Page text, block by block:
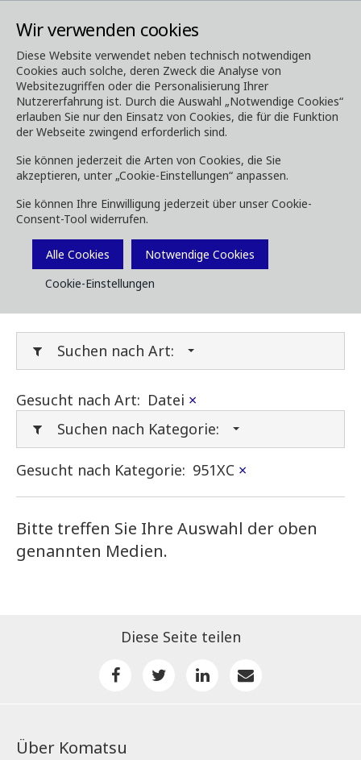
Wir verwenden cookies
Diese Website verwendet neben technisch notwendigen
Cookies auch solche, deren Zweck die Analyse von
Websitezugriffen oder die Personalisierung Ihrer
Nutzererfahrung ist. Durch die Auswahl „Notwendige Cookies“
erlauben Sie nur den Einsatz von Cookies, die für die Funktion
der Webseite zwingend erforderlich sind.
Sie können jederzeit die Arten von Cookies, die Sie
akzeptieren, unter „Cookie-Einstellungen“ anpassen.
Sie können Ihre Einwilligung jederzeit über unser Cookie-
Consent-Tool widerrufen.
Alle Cookies
Notwendige Cookies
Cookie-Einstellungen
Media Downloads
Downloads
Laden Sie Broschüren, Bilder, Videos,
Kundenmagazine und andere Medien herunter.
Sie können dies nach Typ oder Kategorie unten
Filtern.
Filter Media
Suchen nach Art:
Gesucht nach Art: Datei ×
Suchen nach Kategorie:
Gesucht nach Kategorie: 951XC ×
Bitte treffen Sie Ihre Auswahl der oben
genannten Medien.
Diese Seite teilen
Über Komatsu